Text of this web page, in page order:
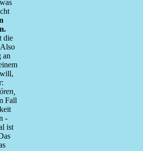
die
an
Fall
-
ist